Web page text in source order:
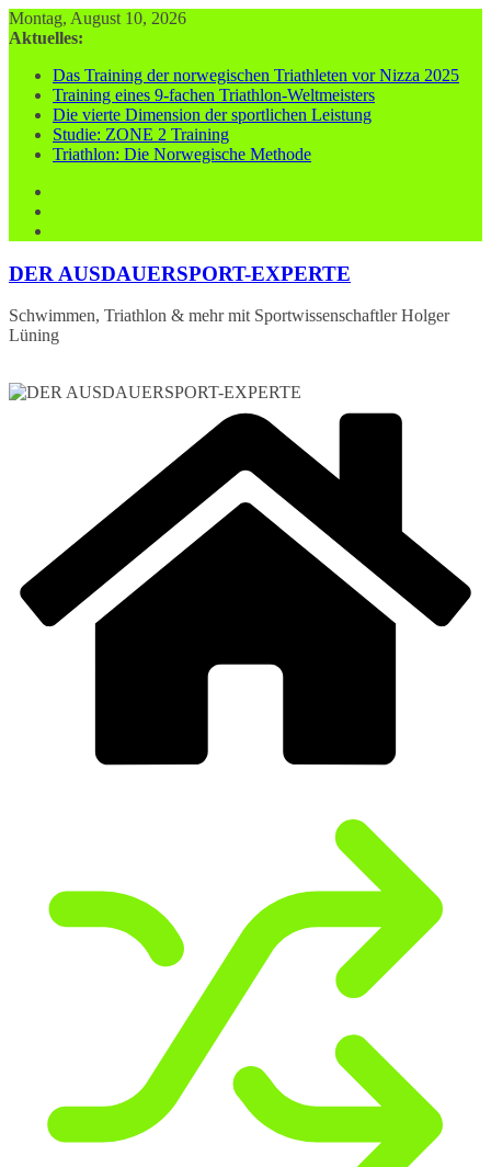
Zum
Inhalt
Montag, August 10, 2026
Aktuelles:
Das Training der norwegischen Triathleten vor Nizza 2025
Training eines 9-fachen Triathlon-Weltmeisters
Die vierte Dimension der sportlichen Leistung
Studie: ZONE 2 Training
Triathlon: Die Norwegische Methode
DER AUSDAUERSPORT-EXPERTE
Schwimmen, Triathlon & mehr mit Sportwissenschaftler Holger
Lüning